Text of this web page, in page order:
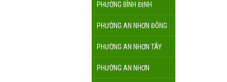
PHƯỜNG BÌNH ĐỊNH
PHƯỜNG AN NHƠN ĐÔNG
PHƯỜNG AN NHƠN TÂY
PHƯỜNG AN NHƠN